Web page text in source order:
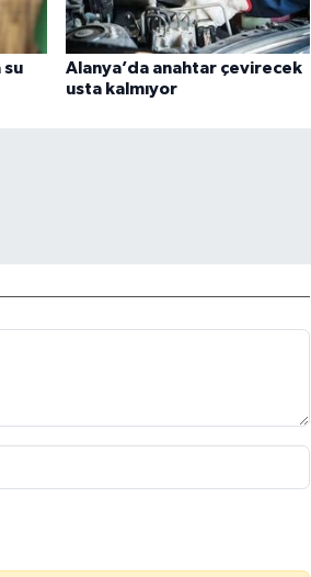
su
Alanya’da anahtar çevirecek
usta kalmıyor